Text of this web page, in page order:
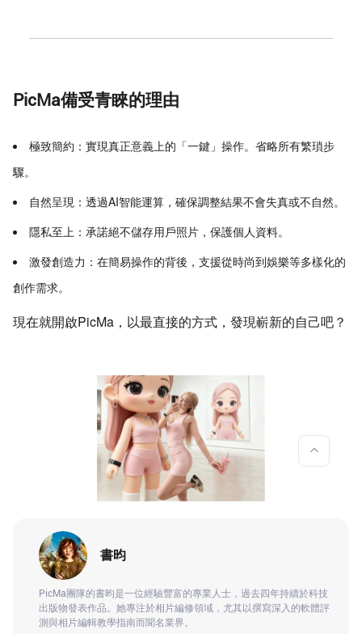
PicMa備受青睞的理由
極致簡約：實現真正意義上的「一鍵」操作。省略所有繁瑣步
驟。
自然呈現：透過AI智能運算，確保調整結果不會失真或不自然。
隱私至上：承諾絕不儲存用戶照片，保護個人資料。
激發創造力：在簡易操作的背後，支援從時尚到娛樂等多樣化的
創作需求。
現在就開啟PicMa，以最直接的方式，發現嶄新的自己吧？
書昀
PicMa團隊的書昀是一位經驗豐富的專業人士，過去四年持續於科技
出版物發表作品。她專注於相片編修領域，尤其以撰寫深入的軟體評
測與相片編輯教學指南而聞名業界。